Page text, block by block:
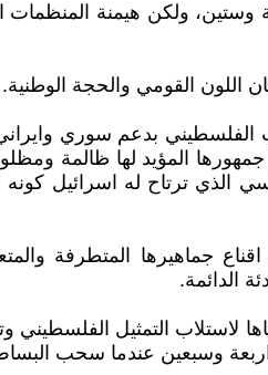
ولكن هيمنة
اللون القومي والحجة
بدعم سوري
المؤيد لها ظالمة
ترتاح له اسرائيل كونه
اقناع جماهيرها
الدائمة.
التمثيل الفلسطيني
وسبعين عندما سحب